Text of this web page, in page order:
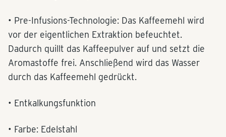
• Pre-Infusions-Technologie: Das Kaffeemehl wird
vor der eigentlichen Extraktion befeuchtet.
Dadurch quillt das Kaffeepulver auf und setzt die
Aromastoffe frei. Anschließend wird das Wasser
durch das Kaffeemehl gedrückt.
• Entkalkungsfunktion
• Farbe: Edelstahl